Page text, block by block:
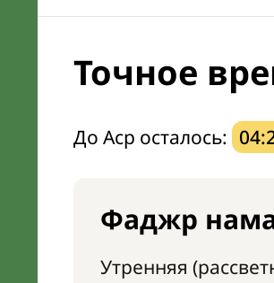
Точное
До Аср осталось:
Фаджр
Утренняя